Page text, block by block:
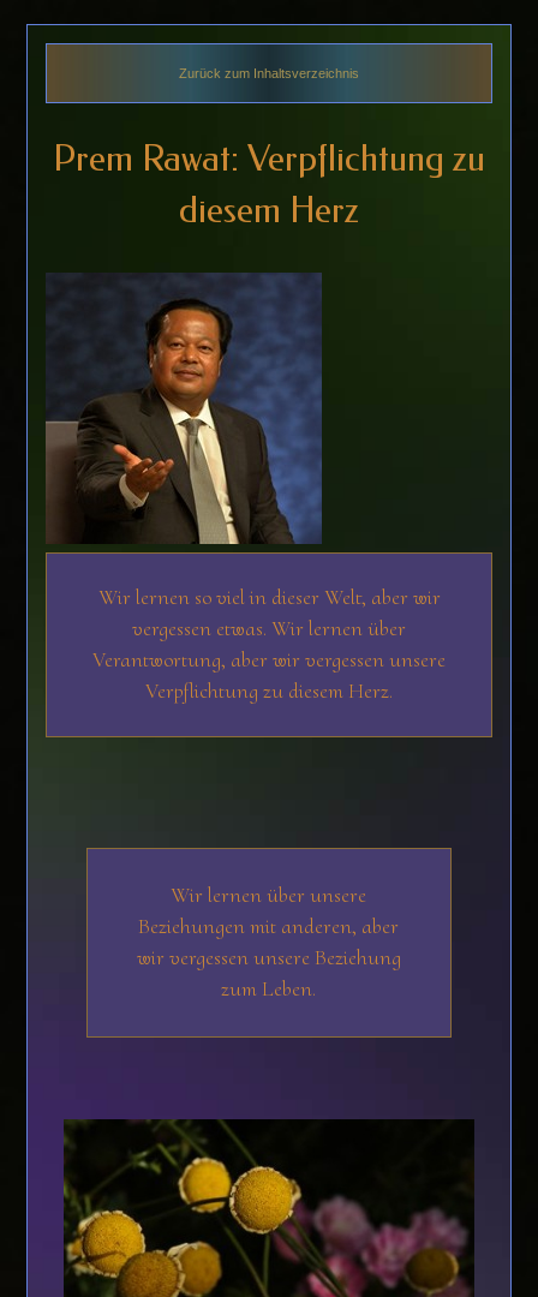
Zurück zum Inhaltsverzeichnis
Prem Rawat: Verpflichtung zu
diesem Herz
Wir lernen so viel in dieser Welt, aber wir
vergessen etwas. Wir lernen über
Verantwortung, aber wir vergessen unsere
Verpflichtung zu diesem Herz.
Wir lernen über unsere
Beziehungen mit anderen, aber
wir vergessen unsere Beziehung
zum Leben.